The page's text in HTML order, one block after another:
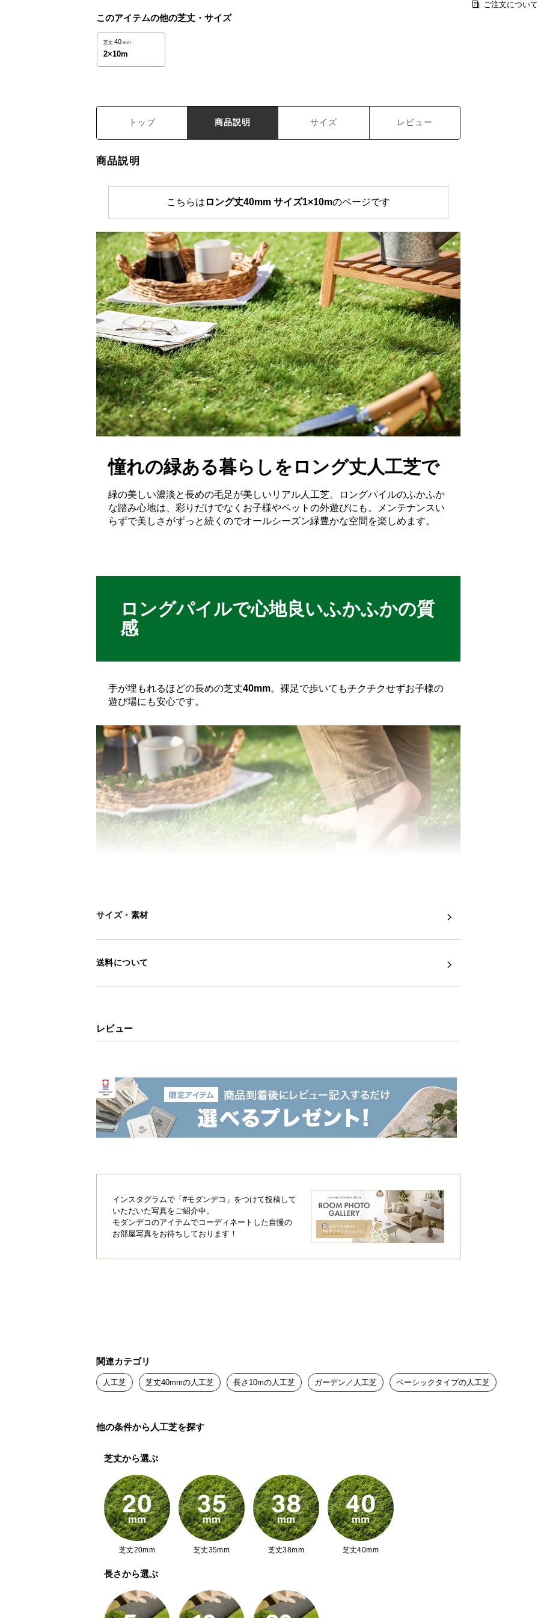
ご注文について
このアイテムの他の芝丈・サイズ
芝丈 40 mm
2×10m
トップ 商品説明 サイズ レビュー
商品説明
こちらは ロング丈40mm サイズ1×10mのページです
憧れの緑ある暮らしをロング丈人工芝で
緑の美しい濃淡と長めの毛足が美しいリアル人工芝。ロングパイルのふかふか
な踏み心地は、彩りだけでなくお子様やペットの外遊びにも。メンテナンスい
らずで美しさがずっと続くのでオールシーズン緑豊かな空間を楽しめます。
ロングパイルで心地良いふかふかの質
感
手が埋もれるほどの長めの芝丈40mm。裸足で歩いてもチクチクせずお子様の
遊び場にも安心です。
2層構造で芝葉を固定。葉の抜けにくい、高耐久な人工芝 に仕上げました。
2層構造で葉の減りを防ぎます!
雨の日でも安心
裏面には水抜き穴が付いているため、水はけもバッチリ。雨でも水が溜まる心
配はありません！
サイズ・素材
送料について
レビュー
インスタグラムで「#モダンデコ」をつけて投稿して
いただいた写真をご紹介中。
モダンデコのアイテムでコーディネートした自慢の
お部屋写真をお待ちしております！
関連カテゴリ
人工芝 芝丈40mmの人工芝 長さ10mの人工芝 ガーデン／人工芝 ベーシックタイプの人工芝
他の条件から人工芝を探す
芝丈から選ぶ
芝丈20mm 芝丈35mm 芝丈38mm 芝丈40mm
長さから選ぶ